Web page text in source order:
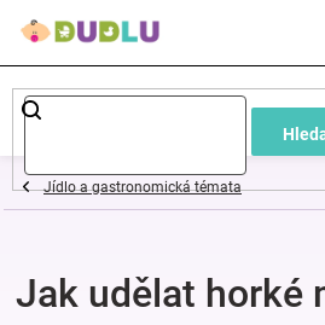
Dětské
a
oblečení
Jídlo a gastronomická témata
Jak udělat horké